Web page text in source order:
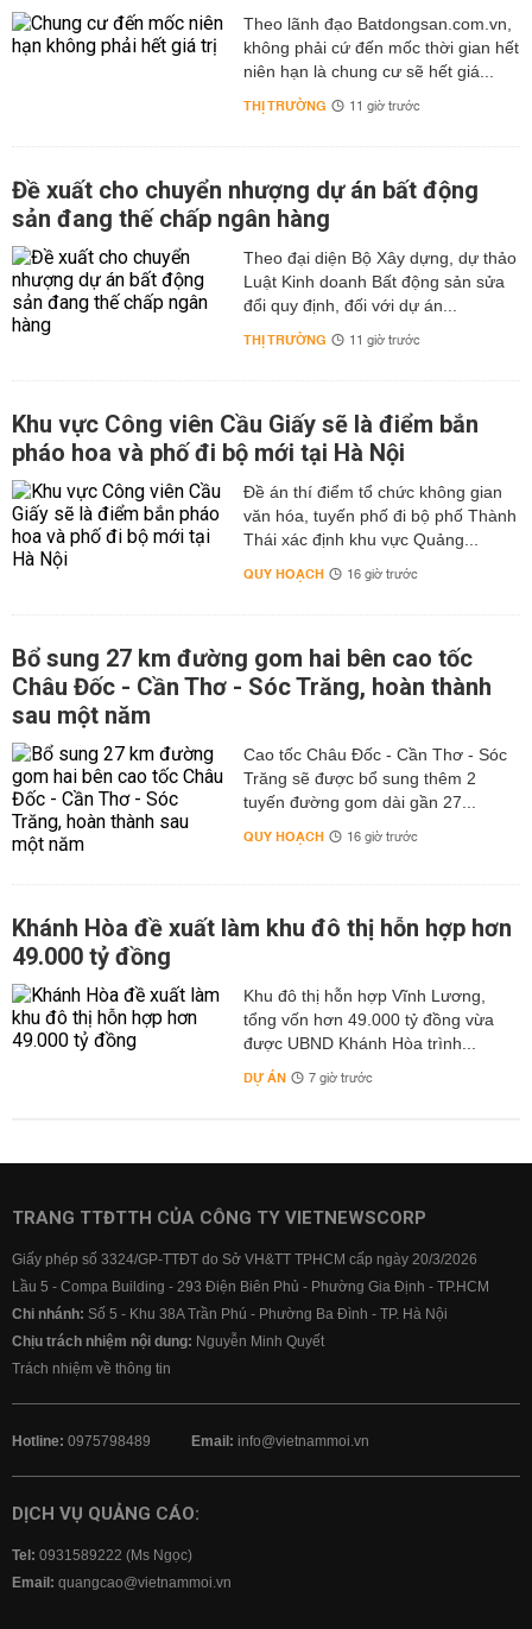
Theo lãnh đạo Batdongsan.com.vn,
không phải cứ đến mốc thời gian hết
niên hạn là chung cư sẽ hết giá...
THỊ TRƯỜNG 11 giờ trước
Đề xuất cho chuyển nhượng dự án bất động
sản đang thế chấp ngân hàng
Theo đại diện Bộ Xây dựng, dự thảo
Luật Kinh doanh Bất động sản sửa
đổi quy định, đối với dự án...
THỊ TRƯỜNG 11 giờ trước
Khu vực Công viên Cầu Giấy sẽ là điểm bắn
pháo hoa và phố đi bộ mới tại Hà Nội
Đề án thí điểm tổ chức không gian
văn hóa, tuyến phố đi bộ phố Thành
Thái xác định khu vực Quảng...
QUY HOẠCH 16 giờ trước
Bổ sung 27 km đường gom hai bên cao tốc
Châu Đốc - Cần Thơ - Sóc Trăng, hoàn thành
sau một năm
Cao tốc Châu Đốc - Cần Thơ - Sóc
Trăng sẽ được bổ sung thêm 2
tuyến đường gom dài gần 27...
QUY HOẠCH 16 giờ trước
Khánh Hòa đề xuất làm khu đô thị hỗn hợp hơn
49.000 tỷ đồng
Khu đô thị hỗn hợp Vĩnh Lương,
tổng vốn hơn 49.000 tỷ đồng vừa
được UBND Khánh Hòa trình...
DỰ ÁN 7 giờ trước
TRANG TTĐTTH CỦA CÔNG TY VIETNEWSCORP
Giấy phép số 3324/GP-TTĐT do Sở VH&TT TPHCM cấp ngày 20/3/2026
Lầu 5 - Compa Building - 293 Điện Biên Phủ - Phường Gia Định - TP.HCM
Chi nhánh: Số 5 - Khu 38A Trần Phú - Phường Ba Đình - TP. Hà Nội
Chịu trách nhiệm nội dung: Nguyễn Minh Quyết
Trách nhiệm về thông tin
Hotline: 0975798489 Email: info@vietnammoi.vn
DỊCH VỤ QUẢNG CÁO:
Tel: 0931589222 (Ms Ngọc)
Email: quangcao@vietnammoi.vn